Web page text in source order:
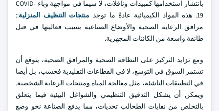
بانتشار استخدامها كمبيدات وناقلات، لا سيما في مواجهة وباء COVID-
19. هذه المواد الكيميائية عادةً ما توجد
منتجات التنظيف المنزلية::
مرافق الرعاية الصحية والأوضاع الصناعية بسبب فعاليتها في قتل
طائفة واسعة من الكائنات المجهرية.
ومع تزايد التركيز على النظافة الصحية والمرافق الصحية، يتوقع أن
تستمر السوق في التوسع، لا في القطاعات التقليدية فحسب، بل أيضا
في التطبيقات الناشئة، مثل معالجة المياه ومنتجات الرعاية الشخصية.
ويمكن أن يشكل التدقيق التنظيمي والشواغل البيئية فيما يتعلق
بالتخلص من نفايات الطحالب تحديات، مما يدفع الصناعة نحو وضع